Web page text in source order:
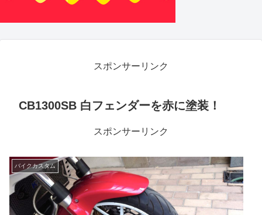
スポンサーリンク
CB1300SB 白フェンダーを赤に塗装！
スポンサーリンク
バイクカスタム